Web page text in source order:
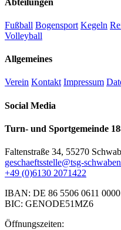
Fußball Bogensport Kegeln
Volleyball
Allgemeines
Verein Kontakt Impressum
Social Media
Turn- und Sportgemeinde
Faltenstraße 34, 55270
geschaeftsstelle@tsg-
+49 (0)6130 2071422
IBAN: DE 86 5506 0611
BIC: GENODE51MZ6
Öffnungszeiten: